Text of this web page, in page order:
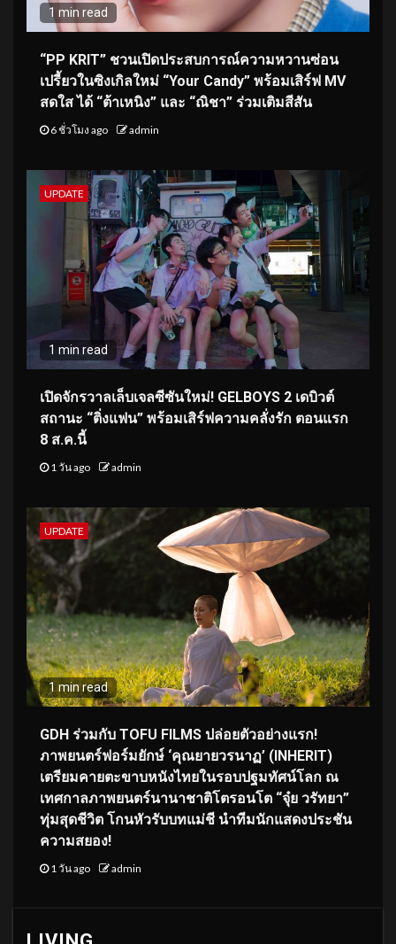
1 min read
“PP KRIT” ชวนเปิดประสบการณ์ความหวานซ่อน
เปรี้ยวในซิงเกิลใหม่ “Your Candy” พร้อมเสิร์ฟ MV
สดใส ได้ “ต้าเหนิง” และ “ณิชา” ร่วมเติมสีสัน
6 ชั่วโมง ago admin
UPDATE
1 min read
เปิดจักรวาลเล็บเจลซีซันใหม่! GELBOYS 2 เดบิวต์
สถานะ “ติ่งแฟน” พร้อมเสิร์ฟความคลั่งรัก ตอนแรก
8 ส.ค.นี้
1 วัน ago admin
UPDATE
1 min read
GDH ร่วมกับ TOFU FILMS ปล่อยตัวอย่างแรก!
ภาพยนตร์ฟอร์มยักษ์ ‘คุณยายวรนาฏ’ (INHERIT)
เตรียมคายตะขาบหนังไทยในรอบปฐมทัศน์โลก ณ
เทศกาลภาพยนตร์นานาชาติโตรอนโต “จุ๋ย วรัทยา”
ทุ่มสุดชีวิต โกนหัวรับบทแม่ชี นำทีมนักแสดงประชัน
ความสยอง!
1 วัน ago admin